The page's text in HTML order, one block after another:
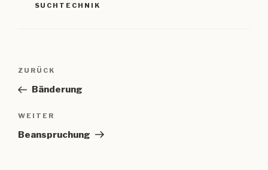
SUCHTECHNIK
Beitragsnavigation
Vorheriger
Beitrag
ZURÜCK
Bänderung
Nächster
Beitrag
WEITER
Beanspruchung